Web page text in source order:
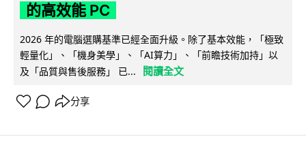
的高效能 PC
2026 年的電腦選購基準已經全面升級。除了基本效能，「極致
輕量化」、「機身美學」、「AI算力」、「前瞻技術加持」以
及「品質與售後服務」 已...
閱讀全文
分享